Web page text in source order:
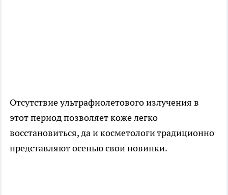
Отсутствие ультрафиолетового излучения в
этот период позволяет коже легко
восстановиться, да и косметологи традиционно
представляют осенью свои новинки.